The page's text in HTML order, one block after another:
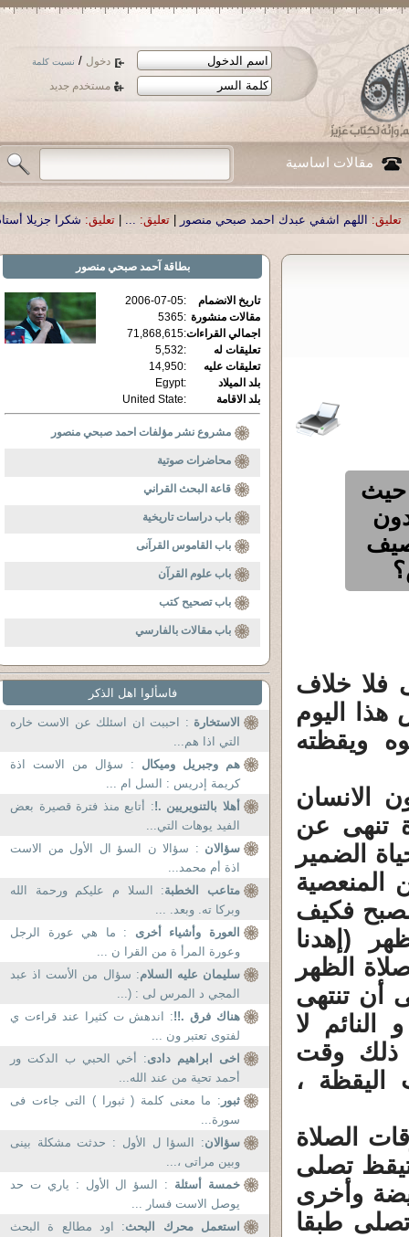
دخول / نسيت كلمة
مستخدم جديد
مقالات اساسية
احمد صبحي منصور|تعليق: ...
|تعليق: شكرا جزيلا أستاذ حمد الحمد .أكرمكم
حيث
فلا خلاف
أساس هذا اليوم
ويقظته
الانسان
تنهى عن
الضمير
المنعصية
فكيف
(إهدنا
الظهر
أن تنتهى
لا
ذلك وقت
اليقظة ،
الصلاة
تصلى
وأخرى
طبقا
بطاقة آحمد صبحي منصور
تاريخ الانضمام :
2006-07-05
مقالات منشورة :
5365
اجمالي القراءات:
71,868,615
تعليقات له
:
5,532
تعليقات عليه
:
14,950
بلد الميلاد
:
Egypt
بلد الاقامة
:
United State
مشروع نشر مؤلفات احمد صبحي منصور
محاضرات صوتية
قاعة البحث القراني
باب دراسات تاريخية
باب القاموس القرآنى
باب علوم القرآن
باب تصحيح كتب
باب مقالات بالفارسي
فاسألوا اهل الذكر
الاستخارة : احببت ان اسئلك عن الاست خاره
التي اذا هم...
هم وجبريل وميكال : سؤال من الاست اذة
كريمة إدريس : السل ام ...
أهلا بالتنويريين .!: أتابع منذ فترة قصيرة بعض
الفيد يوهات التي...
سؤالان : سؤالا ن السؤ ال الأول من الاست
اذة أم محمد...
متاعب الخطبة: السلا م عليكم ورحمة الله
وبركا ته. وبعد. ...
العورة وأشياء أخرى : ما هي عورة الرجل
وعورة المرأ ة من القرا ن ...
سليمان عليه السلام: سؤال من الأست اذ عبد
المجي د المرس لى : (...
هناك فرق .!!: اندهش ت كثيرا عند قراءت ي
لفتوى تعتبر ون ...
اخى ابراهيم دادى: أخي الحبي ب الدكت ور
أحمد تحية من عند الله...
ثبور : ما معنى كلمة ( ثبورا ) التى جاءت فى
سورة...
سؤالان: السؤا ل الأول : حدثت مشكلة بينى
وبين مراتى ،...
خمسة أسئلة : السؤ ال الأول : ياري ت حد
يوصل الاست فسار ...
استعمل محرك البحث: اود مطالع ة البحث